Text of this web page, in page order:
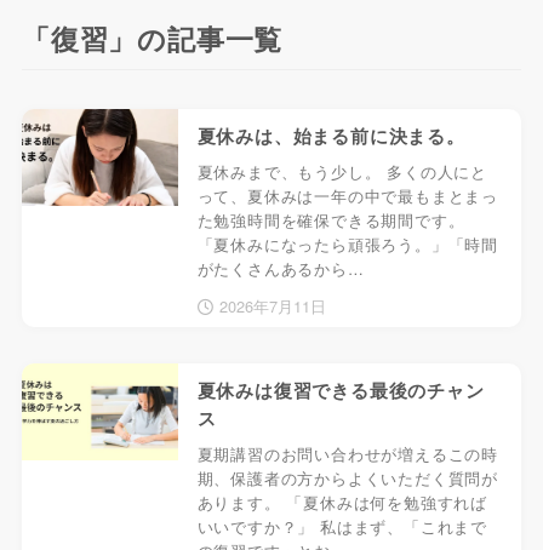
「復習」の記事一覧
夏休みは、始まる前に決まる。
夏休みまで、もう少し。 多くの人にと
って、夏休みは一年の中で最もまとまっ
た勉強時間を確保できる期間です。
「夏休みになったら頑張ろう。」「時間
がたくさんあるから…
2026年7月11日
夏休みは復習できる最後のチャン
ス
夏期講習のお問い合わせが増えるこの時
期、保護者の方からよくいただく質問が
あります。 「夏休みは何を勉強すれば
いいですか？」 私はまず、「これまで